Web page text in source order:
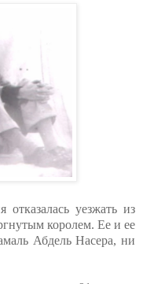
уезжать из
королем. Ее и ее
Абдель Насера, ни